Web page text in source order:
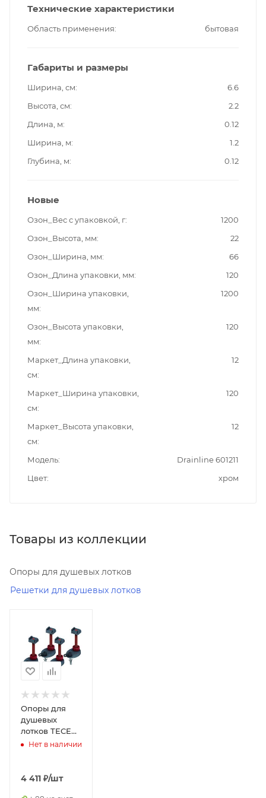
Технические характеристики
Область применения бытовая
Габариты и размеры
Ширина, см
6.6
Высота, см
2.2
Длина, м
0.12
Ширина, м
1.2
Глубина, м
0.12
Новые
Озон_Вес с упаковкой, г
1200
Озон_Высота, мм
22
Озон_Ширина, мм
66
Озон_Длина упаковки, мм
120
Озон_Ширина упаковки,
мм
1200
Озон_Высота упаковки,
мм
120
Маркет_Длина упаковки,
см
12
Маркет_Ширина упаковки,
см
120
Маркет_Высота упаковки,
см
12
Модель
Drainline 601211
Цвет
хром
Товары из коллекции
Опоры для душевых лотков
Решетки для душевых лотков
Минимальная
цена
4411.00
Реквизиты
кабины,
Товар,
00-
00097118,
0.3
Опоры для
душевых
лотков TECE
TECEdrainline
Нет в наличии
4 411 ₽/шт